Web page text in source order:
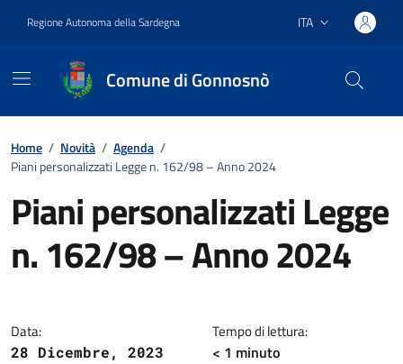
Regione Autonoma della Sardegna Lingua attiva:
ITA
Comune di Gonnosnò
Home / Novità / Agenda /
Piani personalizzati Legge n. 162/98 – Anno 2024
Piani personalizzati Legge
n. 162/98 – Anno 2024
Data:
28 Dicembre, 2023
Tempo di lettura:
< 1 minuto